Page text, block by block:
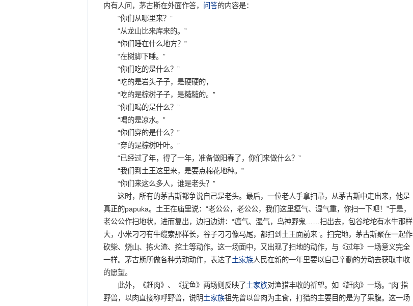
内有人问，茅古斯在外面作答， 问答的内容是：
“你们从哪里来？”
“从龙山比来库来的。”
“你们睡在什么地方？”
“在树脚下睡。”
“你们吃的是什么？”
“吃的是岩头子子，是硬硬的，
“吃的是棕树子子，是糙糙的。”
“你们喝的是什么？”
“喝的是凉水。”
“你们穿的是什么？”
“穿的是棕树叶叶。”
“已经过了年，得了一年，准备做阳春了，你们来做什么？”
“我们到土王这里来，是要点棉花地种。”
“你们来这么多人，谁是老头？”
这时，所有的茅古斯都争说自己是老头。最后，一位老人手拿扫帚，从茅古斯中走出来，他是
真正的papuka。土王在庙里说：“老公公，老公公，我们这里瘟气、湿气重，你扫一下吧！”于是，
老公公作扫地状，进而复出，边扫边讲：“瘟气、湿气，鸟神野鬼……扫出去，包谷坨坨有水牛那样
大，小米刁刁有牛缆索那样长，谷子刁刁像马尾，都扫到土王面前来”。扫完地，茅古斯聚在一起作
砍柴、烧山、拣火渣、挖土等动作。这一场面中，又出现了扫地的动作，与《过年》一场意义完全
一样。茅古斯所做各种劳动动作，表达了土家族人民在新的一年里要以自己辛勤的劳动去获取丰收
的愿望。
此外，《赶肉》、《捉鱼》两场则反映了土家族对渔猎丰收的祈望。如《赶肉》一场。“肉”指
野兽，以肉直接称呼野兽，说明土家族祖先曾以兽肉为主食，打猎的主要目的是为了果腹。这一场